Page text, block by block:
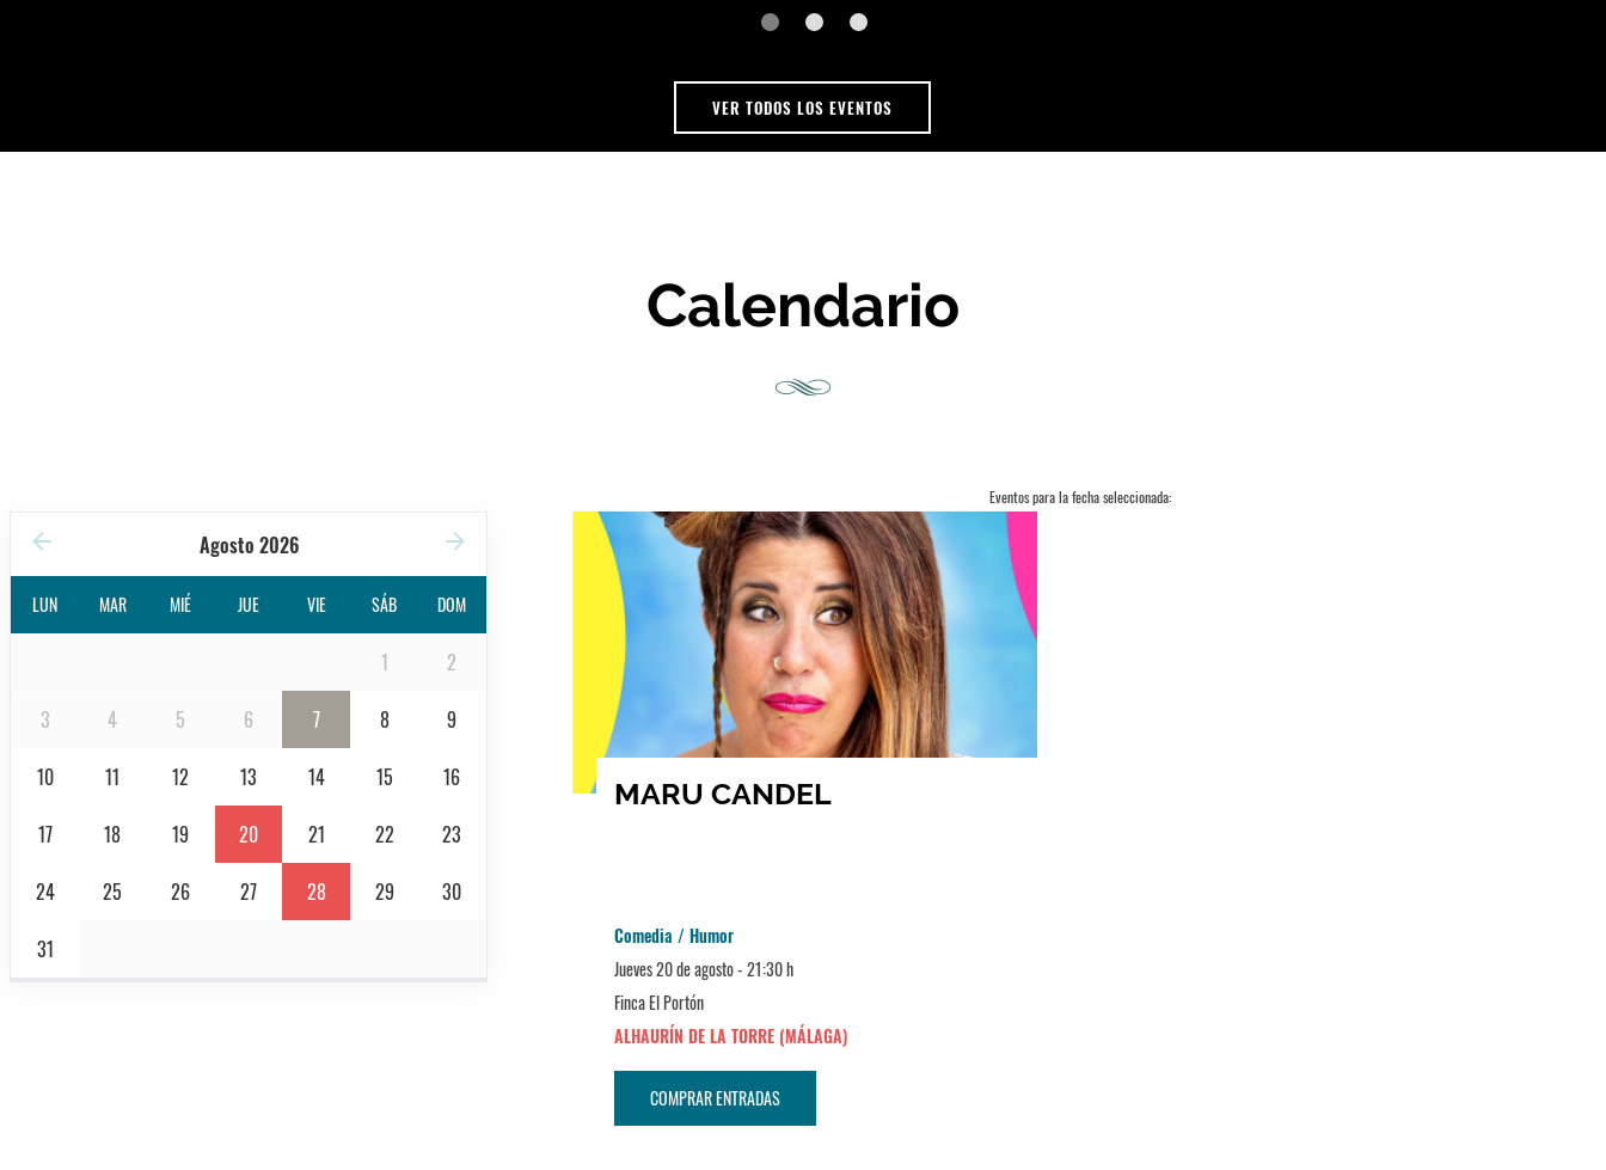
VER TODOS LOS EVENTOS
Calendario
Agosto 2026
LUN MAR MIÉ JUE VIE SÁB DOM
1
2
3
4 5 6 7 8
9
10
11 12 13 14 15
16
17
18 19 20 21 22
23
24
25 26 27 28 29
30
31
Eventos para la fecha seleccionada:
MARU CANDEL
Comedia / Humor
Jueves 20 de agosto - 21:30 h
Finca El Portón
ALHAURÍN DE LA TORRE (MÁLAGA)
COMPRAR ENTRADAS